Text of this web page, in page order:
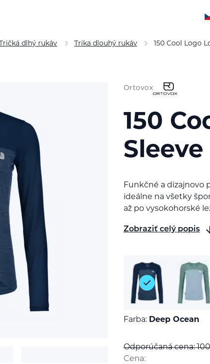
Tričká dlhý rukáv Trika dlouhý rukáv 150 Cool Logo
Ortovox
150
Funkčné a dizajnovo
ideálne na všetky
až po vysokohorské
Zobraziť celý popis
Farba: Deep Ocean
Odporúčaná cena:
Cena: